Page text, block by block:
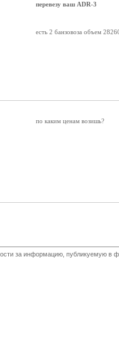
перевезу ваш ADR-3
есть 2 банзовоза объем
по каким ценам возишь?
за информацию, публикуемую